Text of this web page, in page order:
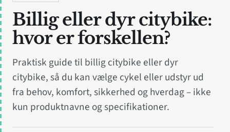
Billig eller dyr citybike:
hvor er forskellen?
Praktisk guide til billig citybike eller dyr
citybike, så du kan vælge cykel eller udstyr ud
fra behov, komfort, sikkerhed og hverdag – ikke
kun produktnavne og specifikationer.